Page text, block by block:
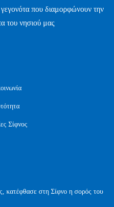
που διαμορφώνουν την
του νησιού μας
Σίφνος
κατέφθασε στη Σίφνο η σορός του